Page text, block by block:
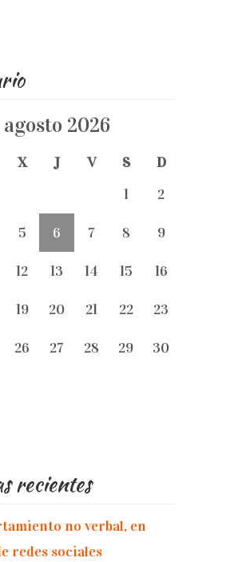
agosto 2026
X J V S
D
1
2
5 6 7 8 9
12 13 14 15 16
19 20 21 22 23
26 27 28 29 30
recientes
no verbal, en
redes sociales